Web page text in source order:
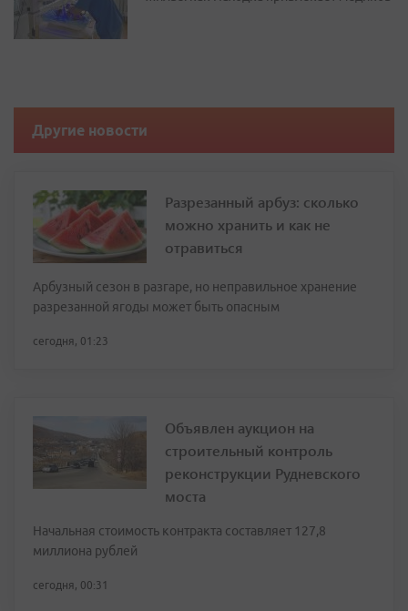
Другие новости
Разрезанный арбуз: сколько
можно хранить и как не
отравиться
Арбузный сезон в разгаре, но неправильное хранение
разрезанной ягоды может быть опасным
сегодня, 01:23
Объявлен аукцион на
строительный контроль
реконструкции Рудневского
моста
Начальная стоимость контракта составляет 127,8
миллиона рублей
сегодня, 00:31